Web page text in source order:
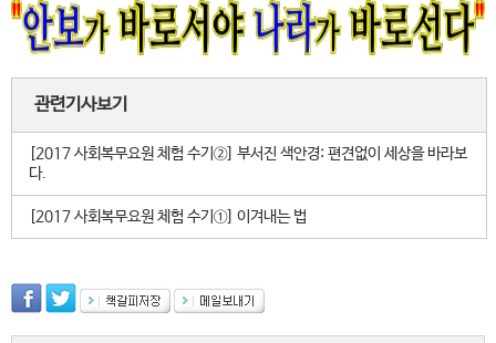
관련기사보기
[2017 사회복무요원 체험 수기②] 부서진 색안경: 편견없이 세상을 바라보
다.
[2017 사회복무요원 체험 수기①] 이겨내는 법